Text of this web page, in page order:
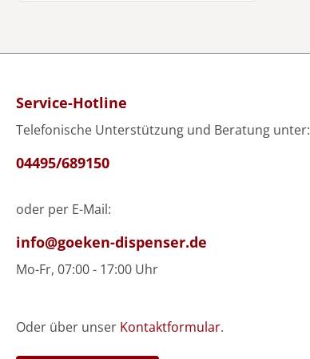
Gebäck oder zum Naschen direkt
Service-Hotline
Telefonische Unterstützung und Beratung unter:
04495/689150
oder per E-Mail:
info@goeken-dispenser.de
Mo-Fr, 07:00 - 17:00 Uhr
Oder über unser Kontaktformular.